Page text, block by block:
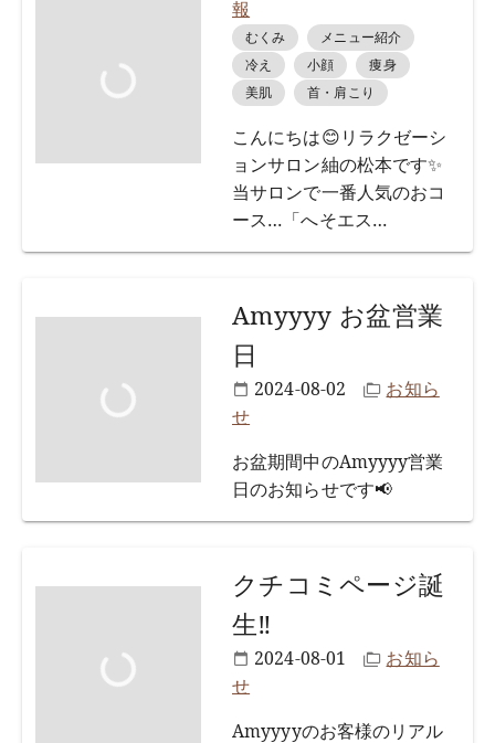
報
むくみ
メニュー紹介
冷え
小顔
痩身
美肌
首・肩こり
こんにちは😊リラクゼーシ
ョンサロン紬の松本です✨
当サロンで一番人気のおコ
ース…「へそエス…
Amyyyy お盆営業
日
2024-08-02
お知ら
せ
お盆期間中のAmyyyy営業
日のお知らせです📢
クチコミページ誕
生‼
2024-08-01
お知ら
せ
Amyyyyのお客様のリアル